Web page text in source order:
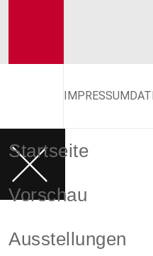
IMPRESSUM
Startseite
Vorschau
Ausstellungen